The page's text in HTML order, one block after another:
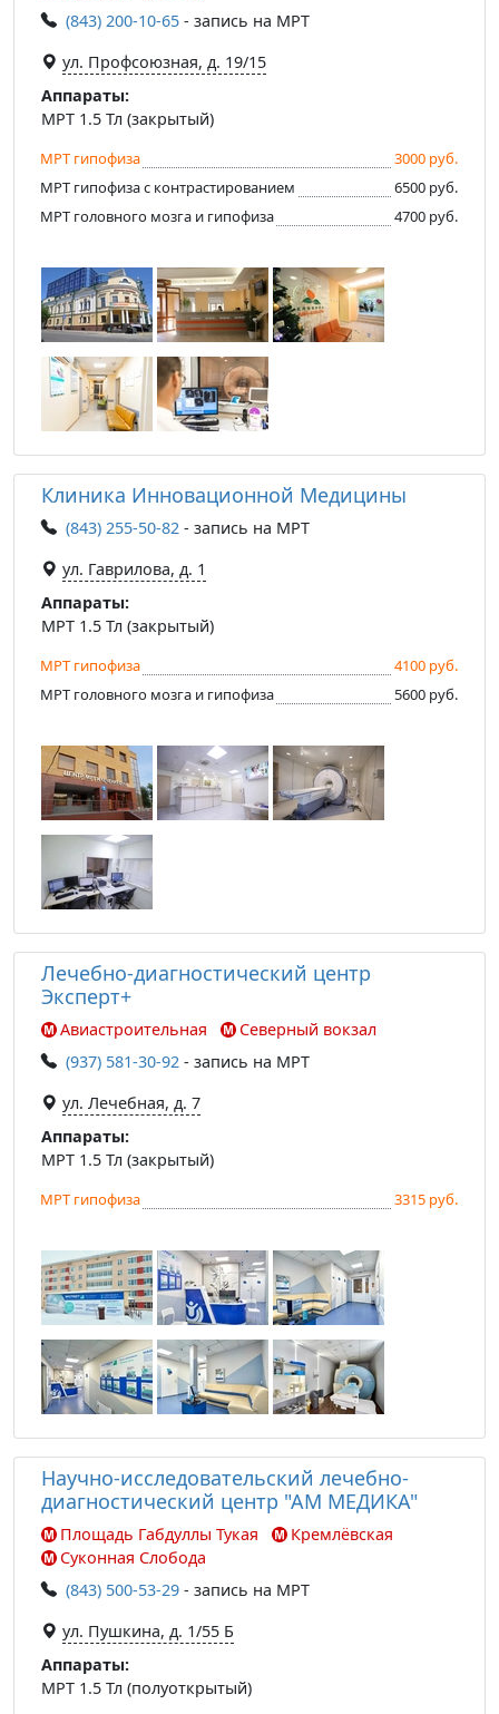
(843) 200-10-65 - запись на МРТ
ул. Профсоюзная, д. 19/15
Аппараты:
МРТ 1.5 Тл (закрытый)
МРТ гипофиза
3000 руб.
МРТ гипофиза с контрастированием
6500 руб.
МРТ головного мозга и гипофиза
4700 руб.
Клиника Инновационной Медицины
(843) 255-50-82 - запись на МРТ
ул. Гаврилова, д. 1
Аппараты:
МРТ 1.5 Тл (закрытый)
МРТ гипофиза
4100 руб.
МРТ головного мозга и гипофиза
5600 руб.
Лечебно-диагностический центр
Эксперт+
Авиастроительная
Северный вокзал
(937) 581-30-92 - запись на МРТ
ул. Лечебная, д. 7
Аппараты:
МРТ 1.5 Тл (закрытый)
МРТ гипофиза 3315 руб.
Научно-исследовательский лечебно-
диагностический центр "АМ МЕДИКА"
Площадь Габдуллы Тукая
Кремлёвская
Суконная Слобода
(843) 500-53-29 - запись на МРТ
ул. Пушкина, д. 1/55 Б
Аппараты:
МРТ 1.5 Тл (полуоткрытый)